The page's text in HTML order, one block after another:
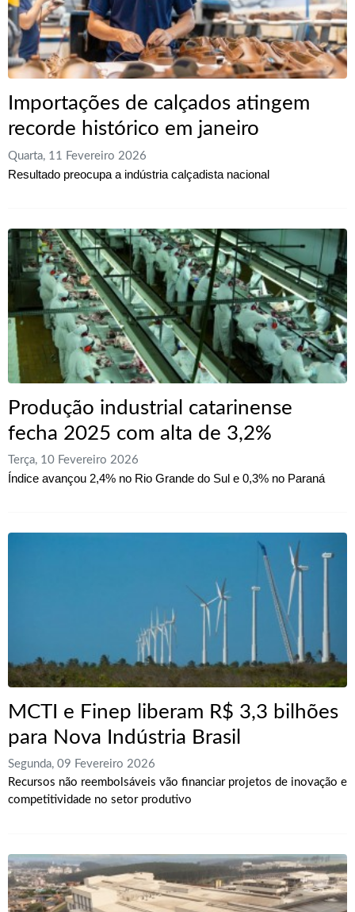
Importações de calçados atingem
recorde histórico em janeiro
Quarta, 11 Fevereiro 2026
Resultado preocupa a indústria calçadista nacional
Produção industrial catarinense
fecha 2025 com alta de 3,2%
Terça, 10 Fevereiro 2026
Índice avançou 2,4% no Rio Grande do Sul e 0,3% no Paraná
MCTI e Finep liberam R$ 3,3 bilhões
para Nova Indústria Brasil
Segunda, 09 Fevereiro 2026
Recursos não reembolsáveis vão financiar projetos de inovação e
competitividade no setor produtivo